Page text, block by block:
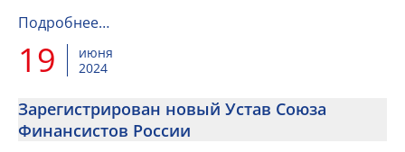
области-Министром финансов Рост...
Подробнее…
19
июня
2024
Зарегистрирован новый Устав Союза
Финансистов России